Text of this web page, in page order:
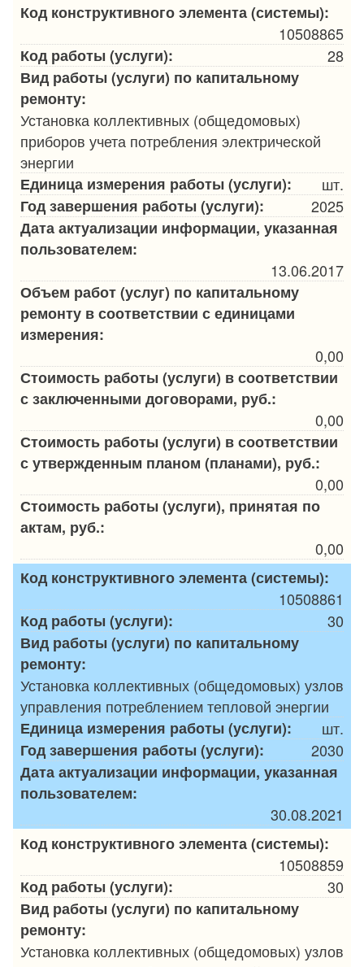
Код конструктивного элемента (системы):
10508865
Код работы (услуги):
28
Вид работы (услуги) по капитальному
ремонту:
Установка коллективных (общедомовых)
приборов учета потребления электрической
энергии
Единица измерения работы (услуги):
шт.
Год завершения работы (услуги):
2025
Дата актуализации информации, указанная
пользователем:
13.06.2017
Объем работ (услуг) по капитальному
ремонту в соответствии с единицами
измерения:
0,00
Стоимость работы (услуги) в соответствии
с заключенными договорами, руб.:
0,00
Стоимость работы (услуги) в соответствии
с утвержденным планом (планами), руб.:
0,00
Стоимость работы (услуги), принятая по
актам, руб.:
0,00
Код конструктивного элемента (системы):
10508861
Код работы (услуги):
30
Вид работы (услуги) по капитальному
ремонту:
Установка коллективных (общедомовых) узлов
управления потреблением тепловой энергии
Единица измерения работы (услуги):
шт.
Год завершения работы (услуги):
2030
Дата актуализации информации, указанная
пользователем:
30.08.2021
Код конструктивного элемента (системы):
10508859
Код работы (услуги):
30
Вид работы (услуги) по капитальному
ремонту:
Установка коллективных (общедомовых) узлов